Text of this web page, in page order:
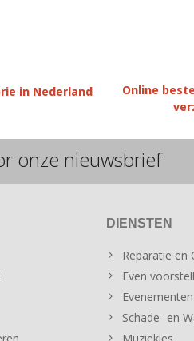
in Nederland
Online
onze nieuwsbrief
DIENSTEN
Reparatie en
Even
Schade- en